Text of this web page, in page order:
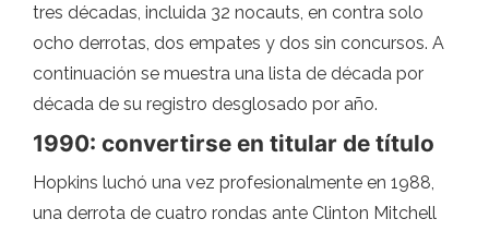
tres décadas, incluida 32 nocauts, en contra solo
ocho derrotas, dos empates y dos sin concursos. A
continuación se muestra una lista de década por
década de su registro desglosado por año.
1990: convertirse en titular de título
Hopkins luchó una vez profesionalmente en 1988,
una derrota de cuatro rondas ante Clinton Mitchell